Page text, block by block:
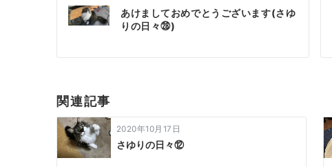
ビ
シ
ョ
ン
あけましておめでとうございます(さゆ
りの日々㉘)
関連記事
2020年10月17日
さゆりの日々⑫